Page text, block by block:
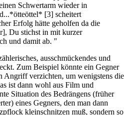
Schwertarm wieder in
[3] scheitert
Erfolg hätte geholfen da die
Du stichst in mit kurzer
und damit ab. "
ausschmückendes und
Zum Beispiel könnte ein Gegner
Angriff verzichten, um wenigstens die
ist dann wohl aus Film und
Situation des Bedrängens (früher
eines Gegners, den man dann
kleinschnitzen muß, sondern so